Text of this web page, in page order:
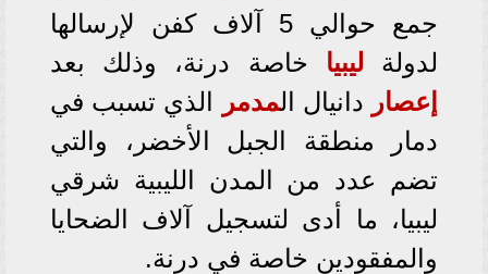
جمع حوالي 5 آلاف كفن لإرسالها
لدولة ليبيا خاصة درنة، وذلك بعد
إعصار دانيال المدمر
الذي تسبب في
دمار منطقة الجبل الأخضر، والتي
تضم عدد من المدن الليبية شرقي
ليبيا، ما أدى لتسجيل آلاف الضحايا
والمفقودين خاصة في درنة.